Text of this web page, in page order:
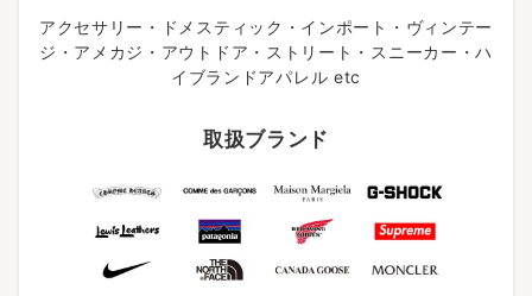
アクセサリー・ドメスティック・インポート・ヴィンテー
ジ・アメカジ・アウトドア・ストリート・スニーカー・ハ
イブランドアパレル etc
取扱ブランド